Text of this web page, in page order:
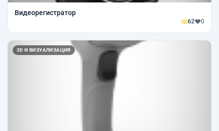
Видеорегистратор
62 0
3D И ВИЗУАЛИЗАЦИЯ